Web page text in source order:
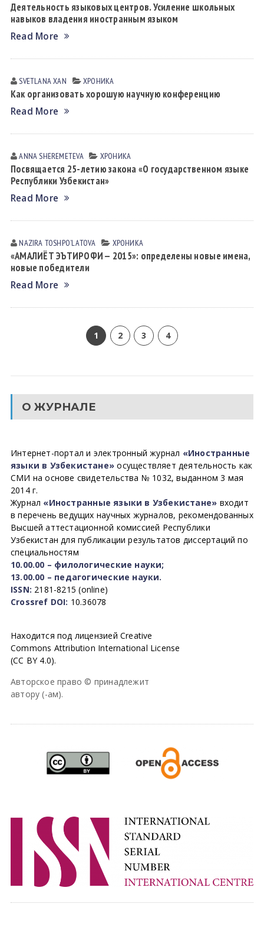
Деятельность языковых центров. Усиление школьных
навыков владения иностранным языком
Read More
SVETLANA XАN ХРОНИКА
Как организовать хорошую научную конференцию
Read More
ANNA SHEREMETEVA ХРОНИКА
Посвящается 25-летию закона «О государственном языке
Республики Узбекистан»
Read More
NAZIRA TOSHPOʼLАTOVА ХРОНИКА
«АМАЛИЁТ ЭЪТИРОФИ — 2015»: определены новые имена,
новые победители
Read More
1 2 3 4
О ЖУРНАЛЕ
Интернет-портал и электронный журнал «Иностранные
языки в Узбекистане» осуществляет деятельность как
СМИ на основе свидетельства № 1032, выданном 3 мая
2014 г.
Журнал «Иностранные языки в Узбекистане» входит
в перечень ведущих научных журналов, рекомендованных
Высшей аттестационной комиссией Республики
Узбекистан для публикации результатов диссертаций по
специальностям
10.00.00 – филологические науки;
13.00.00 – педагогические науки.
ISSN: 2181-8215 (online)
Crossref DOI: 10.36078
Находится под лицензией Creative
Commons Attribution International License
(CC BY 4.0).
Авторское право © принадлежит
автору (-ам).